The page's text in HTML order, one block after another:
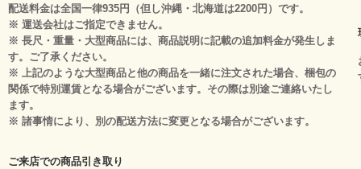
配送料金は全国一律935円（但し沖縄・北海道は2200円）です。
※ 運送会社はご指定できません。
※ 長尺・重量・大型商品には、商品説明に記載の追加料金が発生しま
す。ご了承ください。
※ 上記のような大型商品と他の商品を一緒に注文された場合、梱包の
関係で特別運賃となる場合がございます。その際は別途ご連絡いたし
ます。
※ 諸事情により、別の配送方法に変更となる場合がございます。
ご来店での商品引き取り